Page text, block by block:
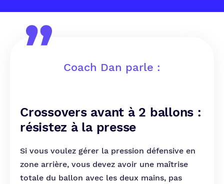
Coach Dan parle :
Crossovers avant à 2 ballons :
résistez à la presse
Si vous voulez gérer la pression défensive en
zone arrière, vous devez avoir une maîtrise
totale du ballon avec les deux mains, pas